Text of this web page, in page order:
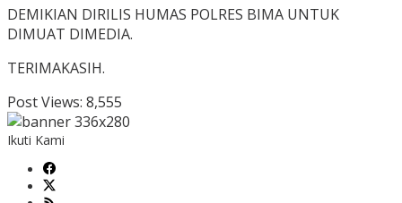
DEMIKIAN DIRILIS HUMAS POLRES BIMA UNTUK
DIMUAT DIMEDIA.
TERIMAKASIH.
Post Views: 8,555
Ikuti Kami